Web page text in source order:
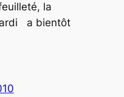
la
a bientôt